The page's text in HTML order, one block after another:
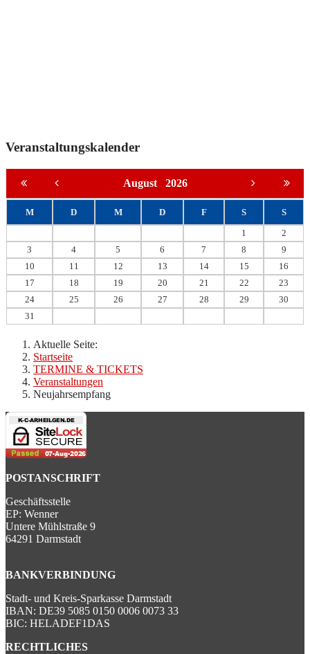
Veranstaltungskalender
August 2026
M D M D F S
S
1
2
3
4 5 6 7 8
9
10
11 12 13 14 15
16
17
18 19 20 21 22
23
24
25 26 27 28 29
30
31
Aktuelle Seite:
Startseite
TERMINE & TICKETS
Veranstaltungen
Neujahrsempfang
POSTANSCHRIFT
Geschäftsstelle
EP: Wenner
Untere Mühlstraße 9
64291 Darmstadt
BANKVERBINDUNG
Stadt- und Kreis-Sparkasse Darmstadt
IBAN: DE39 5085 0150 0006 0073 33
BIC: HELADEF1DAS
RECHTLICHES